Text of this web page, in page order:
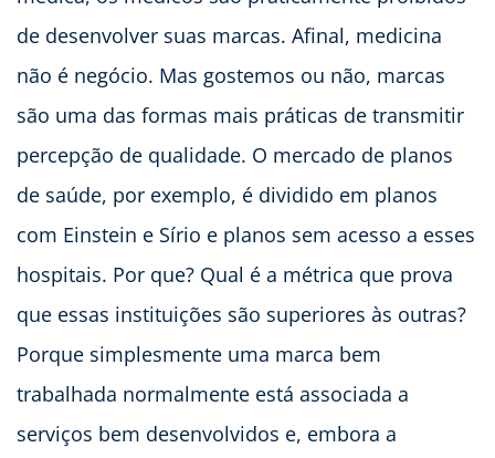
de desenvolver suas marcas. Afinal, medicina
não é negócio. Mas gostemos ou não, marcas
são uma das formas mais práticas de transmitir
percepção de qualidade. O mercado de planos
de saúde, por exemplo, é dividido em planos
com Einstein e Sírio e planos sem acesso a esses
hospitais. Por que? Qual é a métrica que prova
que essas instituições são superiores às outras?
Porque simplesmente uma marca bem
trabalhada normalmente está associada a
serviços bem desenvolvidos e, embora a